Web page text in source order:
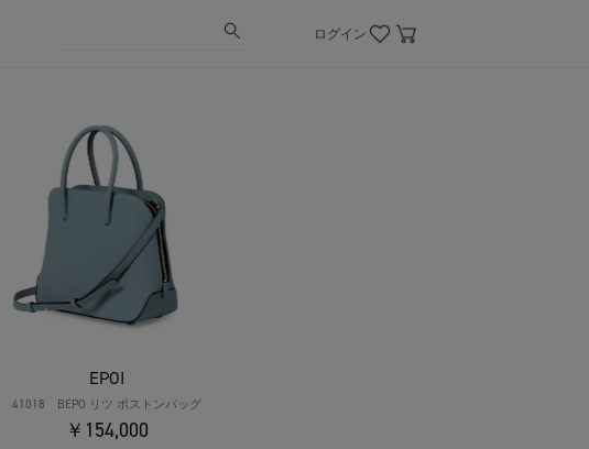
ログイン
EPOI
41018 BEPO リツ ボストンバッグ
￥154,000